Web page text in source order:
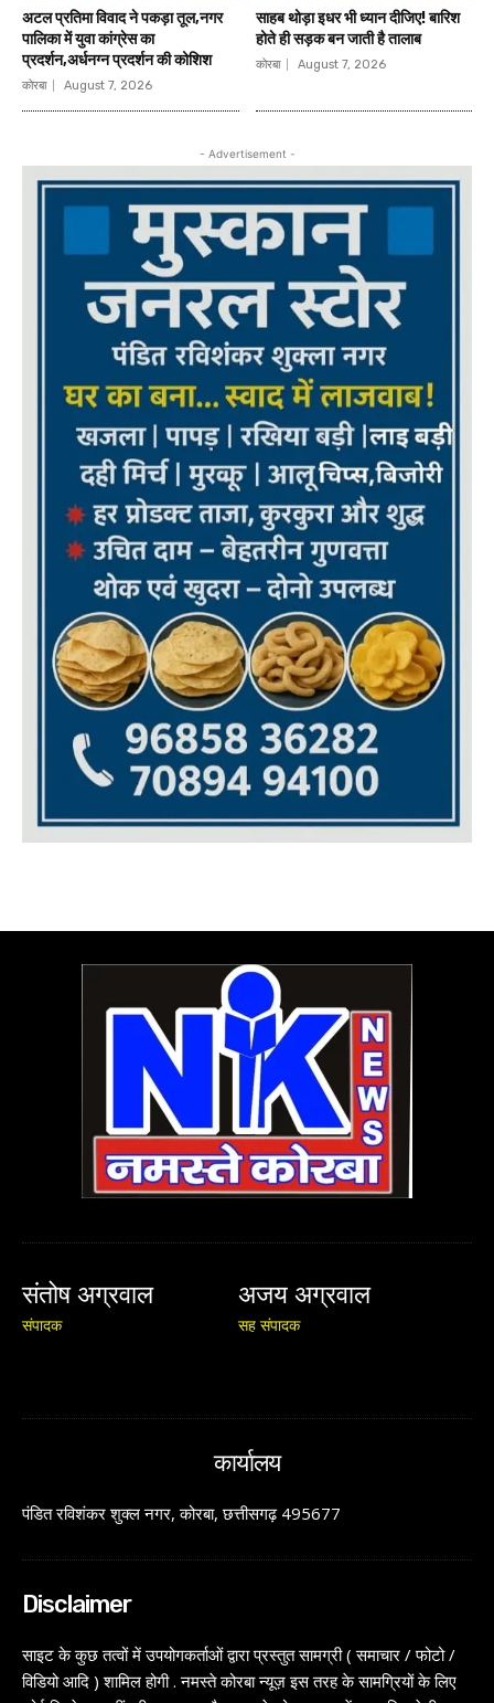
अटल प्रतिमा विवाद ने पकड़ा तूल,नगर
पालिका में युवा कांग्रेस का
प्रदर्शन,अर्धनग्न प्रदर्शन की कोशिश
कोरबा August 7, 2026
साहब थोड़ा इधर भी ध्यान दीजिए! बारिश
होते ही सड़क बन जाती है तालाब
कोरबा August 7, 2026
- Advertisement -
संतोष अग्रवाल
संपादक
अजय अग्रवाल
सह संपादक
कार्यालय
पंडित रविशंकर शुक्ल नगर, कोरबा, छत्तीसगढ़ 495677
Disclaimer
साइट के कुछ तत्वों में उपयोगकर्ताओं द्वारा प्रस्तुत सामग्री ( समाचार / फोटो /
विडियो आदि ) शामिल होगी . नमस्ते कोरबा न्यूज़ इस तरह के सामग्रियों के लिए